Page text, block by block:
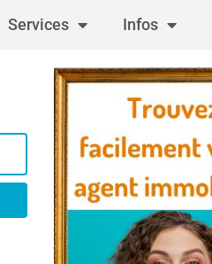
Services Infos